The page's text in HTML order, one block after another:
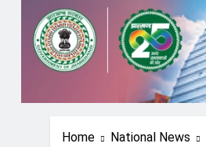
Home National News